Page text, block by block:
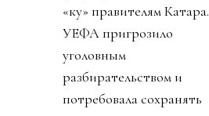
«ку» правителям Катара.
УЕФА пригрозило
уголовным
разбирательством и
потребовала сохранять